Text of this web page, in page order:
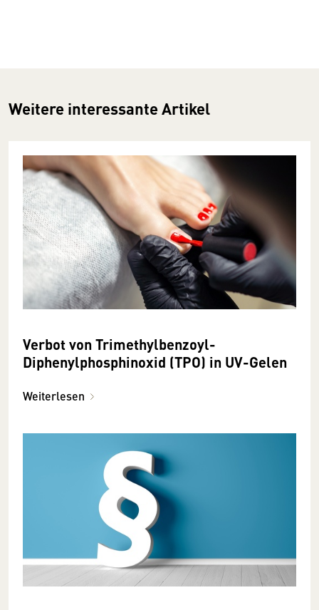
Weitere interessante Artikel
Verbot von Trimethylbenzoyl-
Diphenylphosphinoxid (TPO) in UV-Gelen
Weiterlesen